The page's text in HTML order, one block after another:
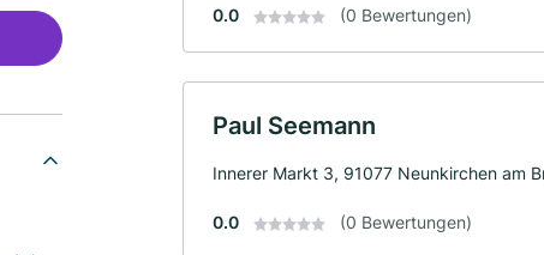
0.0 (0 Bewertungen)
Paul Seemann
Innerer Markt 3, 91077 Neunkirchen am
0.0 (0 Bewertungen)